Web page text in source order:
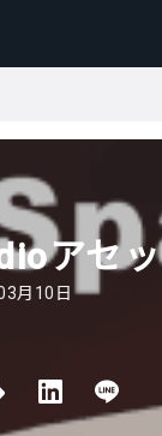
アセ
月10日